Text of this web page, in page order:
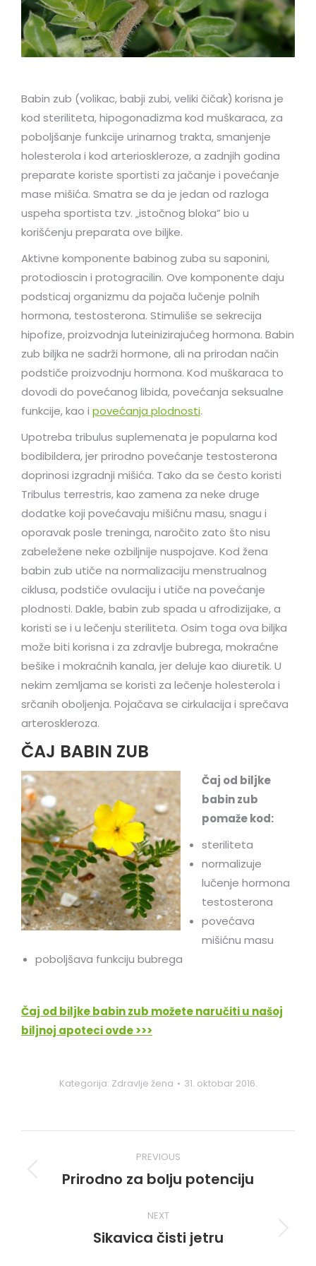
Babin zub (volikac, babji zubi, veliki čičak) korisna je
kod steriliteta, hipogonadizma kod muškaraca, za
poboljšanje funkcije urinarnog trakta, smanjenje
holesterola i kod arterioskleroze, a zadnjih godina
preparate koriste sportisti za jačanje i povećanje
mase mišića. Smatra se da je jedan od razloga
uspeha sportista tzv. „istočnog bloka” bio u
korišćenju preparata ove biljke.
Aktivne komponente babinog zuba su saponini,
protodioscin i protogracilin. Ove komponente daju
podsticaj organizmu da pojača lučenje polnih
hormona, testosterona. Stimuliše se sekrecija
hipofize, proizvodnja luteinizirajućeg hormona. Babin
zub biljka ne sadrži hormone, ali na prirodan način
podstiče proizvodnju hormona. Kod muškaraca to
dovodi do povećanog libida, povećanja seksualne
funkcije, kao i povećanja plodnosti.
Upotreba tribulus suplemenata je popularna kod
bodibildera, jer prirodno povećanje testosterona
doprinosi izgradnji mišića. Tako da se često koristi
Tribulus terrestris, kao zamena za neke druge
dodatke koji povećavaju mišićnu masu, snagu i
oporavak posle treninga, naročito zato što nisu
zabeležene neke ozbiljnije nuspojave. Kod žena
babin zub utiče na normalizaciju menstrualnog
ciklusa, podstiče ovulaciju i utiče na povećanje
plodnosti. Dakle, babin zub spada u afrodizijake, a
koristi se i u lečenju steriliteta. Osim toga ova biljka
može biti korisna i za zdravlje bubrega, mokraćne
bešike i mokraćnih kanala, jer deluje kao diuretik. U
nekim zemljama se koristi za lečenje holesterola i
srčanih oboljenja. Pojačava se cirkulacija i sprečava
arteroskleroza.
ČAJ BABIN ZUB
Čaj od biljke
babin zub
pomaže kod:
steriliteta
normalizuje
lučenje hormona
testosterona
povećava
mišićnu masu
poboljšava funkciju bubrega
Čaj od biljke babin zub možete naručiti u našoj
biljnoj apoteci ovde >>>
Kategorija: Zdravlje žena 31. oktobar 2016.
navigation
PREVIOUS
Previous
Prirodno za bolju potenciju
NEXT
Next
Sikavica čisti jetru